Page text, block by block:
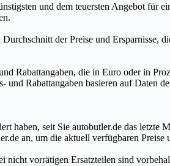
und dem teuersten Angebot für
der Preise und Ersparnisse,
Rabattangaben, die in Euro oder in
Rabattangaben basieren auf Daten
haben, seit Sie autobutler.de das
an, um die aktuell verfügbaren Preise
nicht vorrätigen Ersatzteilen sind